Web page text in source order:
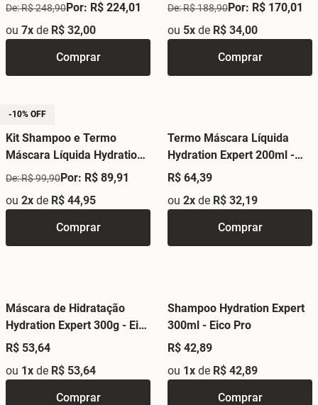
De: R$ 248,90Por: R$ 224,01
ou 7x de R$ 32,00
Comprar
De: R$ 188,90Por: R$ 170,01
ou 5x de R$ 34,00
Comprar
-10% OFF
Kit Shampoo e Termo
Máscara Líquida Hydration
Expert - Eico Pro
De: R$ 99,90Por: R$ 89,91
ou 2x de R$ 44,95
Comprar
Termo Máscara Líquida
Hydration Expert 200ml -
Eico Pro
R$ 64,39
ou 2x de R$ 32,19
Comprar
Máscara de Hidratação
Hydration Expert 300g - Eico
Pro
R$ 53,64
ou 1x de R$ 53,64
Comprar
Shampoo Hydration Expert
300ml - Eico Pro
R$ 42,89
ou 1x de R$ 42,89
Comprar